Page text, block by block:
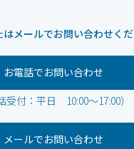
はメールでお問い合わせく
お電話でお問い合わせ
受付：平日 10:00～17:00）
メールでお問い合わせ